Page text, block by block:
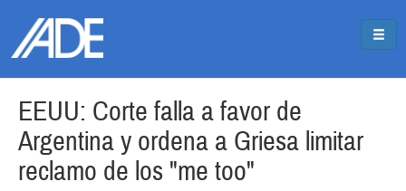
EEUU: Corte falla a favor de
Argentina y ordena a Griesa limitar
reclamo de los "me too"